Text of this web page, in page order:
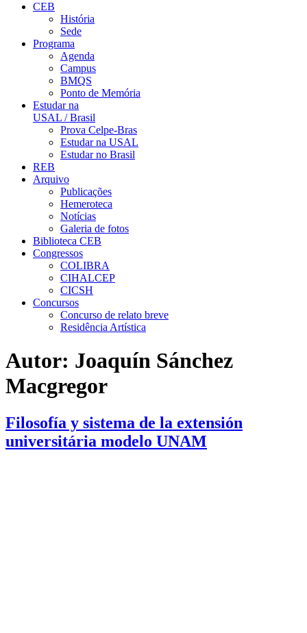
CEB
História
Sede
Programa
Agenda
Campus
BMQS
Ponto de Memória
Estudar na
USAL / Brasil
Prova Celpe-Bras
Estudar na USAL
Estudar no Brasil
REB
Arquivo
Publicações
Hemeroteca
Notícias
Galeria de fotos
Biblioteca CEB
Congressos
COLIBRA
CIHALCEP
CICSH
Concursos
Concurso de relato breve
Residência Artística
Autor: Joaquín Sánchez
Macgregor
Filosofía y sistema de la extensión
universitária modelo UNAM